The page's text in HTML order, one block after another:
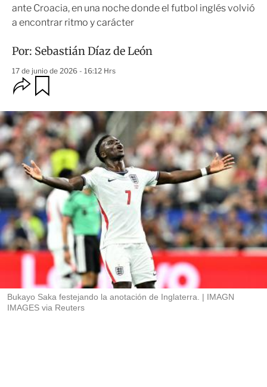
ante Croacia, en una noche donde el futbol inglés volvió
a encontrar ritmo y carácter
Por: Sebastián Díaz de León
17 de junio de 2026 - 16:12 Hrs
O
p
i
o
n
e
s
d
e
c
o
m
p
a
r
t
r
r
d
a
r
Bukayo Saka festejando la anotación de Inglaterra.
IMAGN
IMAGES via Reuters